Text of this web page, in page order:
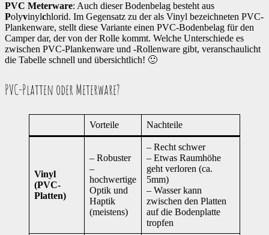
PVC Meterware: Auch dieser Bodenbelag besteht aus
Polyvinylchlorid. Im Gegensatz zu der als Vinyl bezeichneten PVC-
Plankenware, stellt diese Variante einen PVC-Bodenbelag für den
Camper dar, der von der Rolle kommt. Welche Unterschiede es
zwischen PVC-Plankenware und -Rollenware gibt, veranschaulicht
die Tabelle schnell und übersichtlich! 🙂
PVC-Platten oder Meterware?
Vorteile Nachteile
Vinyl
(PVC-
Platten)
– Robuster
–
hochwertige
Optik und
Haptik
(meistens)
– Recht schwer
– Etwas Raumhöhe
geht verloren (ca.
5mm)
– Wasser kann
zwischen den Platten
auf die Bodenplatte
tropfen